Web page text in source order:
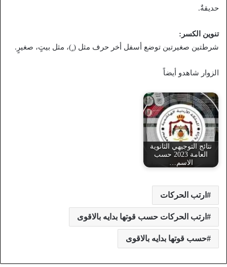
حديقةٌ.
تنوين الكسر:
شرطتين صغيرتين توضع أسفل أخر حرف مثل ( ٍ)، مثل بيتٍ، صغيرٍ.
الزوار شاهدو أيضاً
نتائج التوجيهي الثانوية
العامة 2023 حسب
الاسم…
ارتب الحركات
ارتب الحركات حسب قوتها بدايه بالاقوى
حسب قوتها بدايه بالاقوى